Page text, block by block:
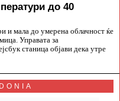
до 40
и мала до умерена облачност ќе
Управата за
станица објави дека утре